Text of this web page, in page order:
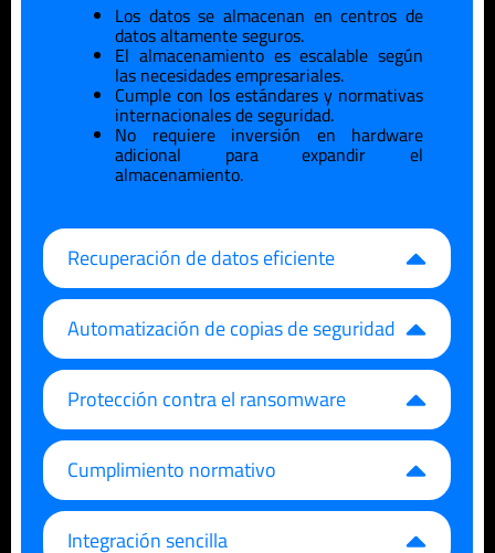
Los datos se almacenan en centros de
datos altamente seguros.
El almacenamiento es escalable según
las necesidades empresariales.
Cumple con los estándares y normativas
internacionales de seguridad.
No requiere inversión en hardware
adicional para expandir el
almacenamiento.
Recuperación de datos eficiente
Automatización de copias de seguridad
Protección contra el ransomware
Cumplimiento normativo
Integración sencilla